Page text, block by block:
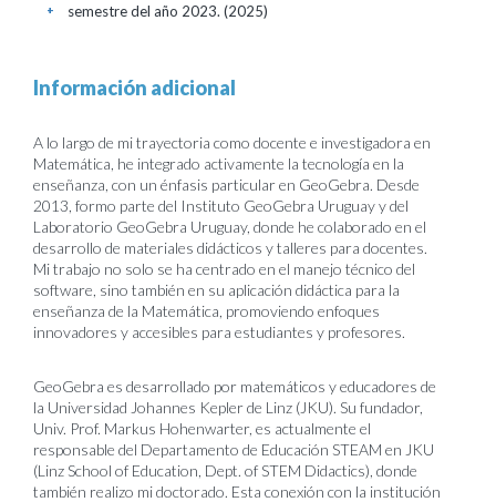
semestre del año 2023. (2025)
+
Información adicional
A lo largo de mi trayectoria como docente e investigadora en
Matemática, he integrado activamente la tecnología en la
enseñanza, con un énfasis particular en GeoGebra. Desde
2013, formo parte del Instituto GeoGebra Uruguay y del
Laboratorio GeoGebra Uruguay, donde he colaborado en el
desarrollo de materiales didácticos y talleres para docentes.
Mi trabajo no solo se ha centrado en el manejo técnico del
software, sino también en su aplicación didáctica para la
enseñanza de la Matemática, promoviendo enfoques
innovadores y accesibles para estudiantes y profesores.
GeoGebra es desarrollado por matemáticos y educadores de
la Universidad Johannes Kepler de Linz (JKU). Su fundador,
Univ. Prof. Markus Hohenwarter, es actualmente el
responsable del Departamento de Educación STEAM en JKU
(Linz School of Education, Dept. of STEM Didactics), donde
también realizo mi doctorado. Esta conexión con la institución